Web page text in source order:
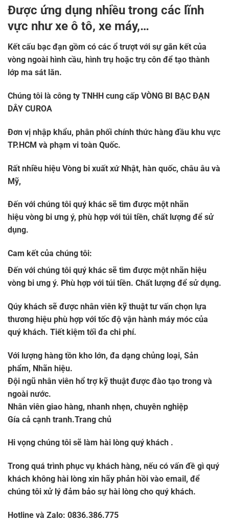
Được ứng dụng nhiều trong các lĩnh
vực như xe ô tô, xe máy,…
Kết cấu bạc đạn gồm có các ổ trượt với sự gắn kết của
vòng ngoài hình cầu, hình trụ hoặc trụ côn để tạo thành
lớp ma sát lăn.
Chúng tôi là công ty TNHH cung cấp VÒNG BI BẠC ĐẠN
DÂY CUROA
Đơn vị nhập khẩu, phân phối chính thức hàng đầu khu vực
TP.HCM và phạm vi toàn Quốc.
Rất nhiều hiệu Vòng bi xuất xứ Nhật, hàn quốc, châu âu và
Mỹ,
Đến với chúng tôi quý khác sẽ tìm được một nhãn
hiệu vòng bi ưng ý, phù hợp với túi tiền, chất lượng để sử
dụng.
Cam kết của chúng tôi:
Đến với chúng tôi quý khác sẽ tìm được một nhãn hiệu
vòng bi ưng ý. Phù hợp với túi tiền. Chất lượng để sử dụng.
Qúy khách sẽ được nhân viên kỹ thuật tư vấn chọn lựa
thương hiệu phù hợp với tốc độ vận hành máy móc của
quý khách. Tiết kiệm tối đa chi phí.
Với lượng hàng tồn kho lớn, đa dạng chủng loại, Sản
phẩm, Nhãn hiệu.
Đội ngũ nhân viên hổ trợ kỹ thuật được đào tạo trong và
ngoài nước.
Nhân viên giao hàng, nhanh nhẹn, chuyên nghiệp
Gía cả cạnh tranh.Trang chủ
Hi vọng chúng tôi sẽ làm hài lòng quý khách .
Trong quá trình phục vụ khách hàng, nếu có vấn đề gì quý
khách không hài lòng xin hãy phản hồi vào email, để
chúng tôi xử lý đảm bảo sự hài lòng cho quý khách.
Hotline và Zalo: 0836.386.775